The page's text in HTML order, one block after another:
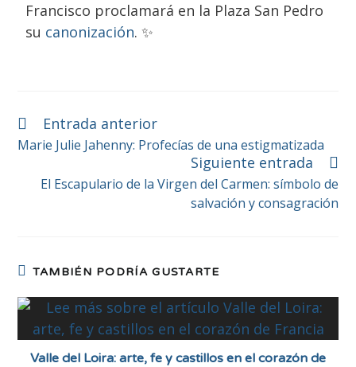
Francisco proclamará en la Plaza San Pedro
su canonización. ✨
Entrada anterior
Marie Julie Jahenny: Profecías de una estigmatizada
Siguiente entrada
El Escapulario de la Virgen del Carmen: símbolo de
salvación y consagración
TAMBIÉN PODRÍA GUSTARTE
Valle del Loira: arte, fe y castillos en el corazón de